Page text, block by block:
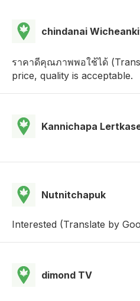
chindanai
ราคาดีคุณภาพพอใช้ได้
price, quality is acceptable.
Kannichapa
Nutnitchapuk
Interested (Translate by
dimond TV